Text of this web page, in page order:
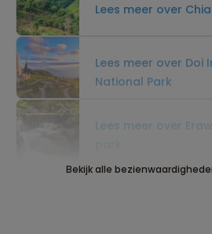
Lees meer over
Lees meer over Doi
National Park
Lees meer over
Bekijk alle